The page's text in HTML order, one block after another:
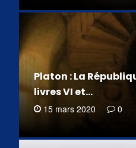
Platon : La
livres VI et…
15 mars 2020 0